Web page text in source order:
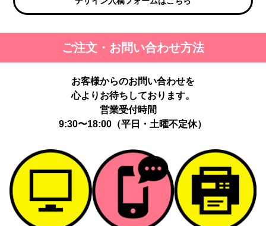
ご注文・お問い合わせ方法
お客様からのお問い合わせを
心よりお待ちしております。
営業受付時間
9:30〜18:00（平日・土曜不定休）